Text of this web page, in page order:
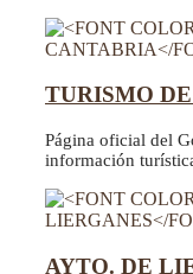
TURISMO
Página oficial del
información
AYTO. DE